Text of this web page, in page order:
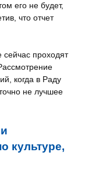
его не будет,
что отчет
сейчас проходят
когда в Раду
не лучшее
культуре,